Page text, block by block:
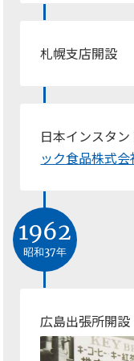
札幌支店開設
日本インスタ
ック食品株式会
広島出張所開設
1962
昭和37年